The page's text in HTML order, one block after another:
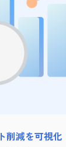
削減を可視化